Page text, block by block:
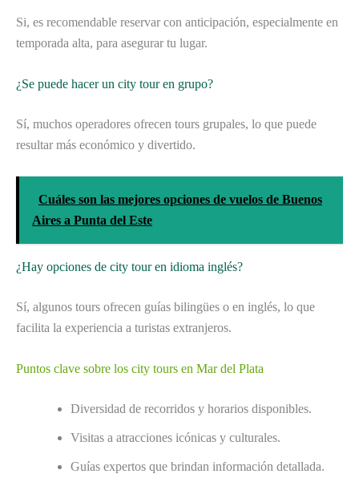
Si, es recomendable reservar con anticipación, especialmente en
temporada alta, para asegurar tu lugar.
¿Se puede hacer un city tour en grupo?
Sí, muchos operadores ofrecen tours grupales, lo que puede
resultar más económico y divertido.
Cuáles son las mejores opciones de vuelos de Buenos
Aires a Punta del Este
¿Hay opciones de city tour en idioma inglés?
Sí, algunos tours ofrecen guías bilingües o en inglés, lo que
facilita la experiencia a turistas extranjeros.
Puntos clave sobre los city tours en Mar del Plata
Diversidad de recorridos y horarios disponibles.
Visitas a atracciones icónicas y culturales.
Guías expertos que brindan información detallada.